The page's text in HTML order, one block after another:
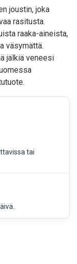
joustin, joka
rasitusta.
raaka-aineista,
väsymättä.
jälkiä veneesi
tai